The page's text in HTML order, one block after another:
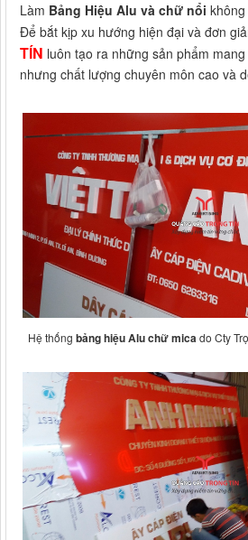
Làm Bảng Hiệu Alu và chữ nổi
Để bắt kịp xu hướng hiện đại và đơn
TÍN luôn tạo ra những sản phẩm
nhưng chất lượng chuyên môn cao và
Hệ thống bảng hiệu Alu chữ micado Cty